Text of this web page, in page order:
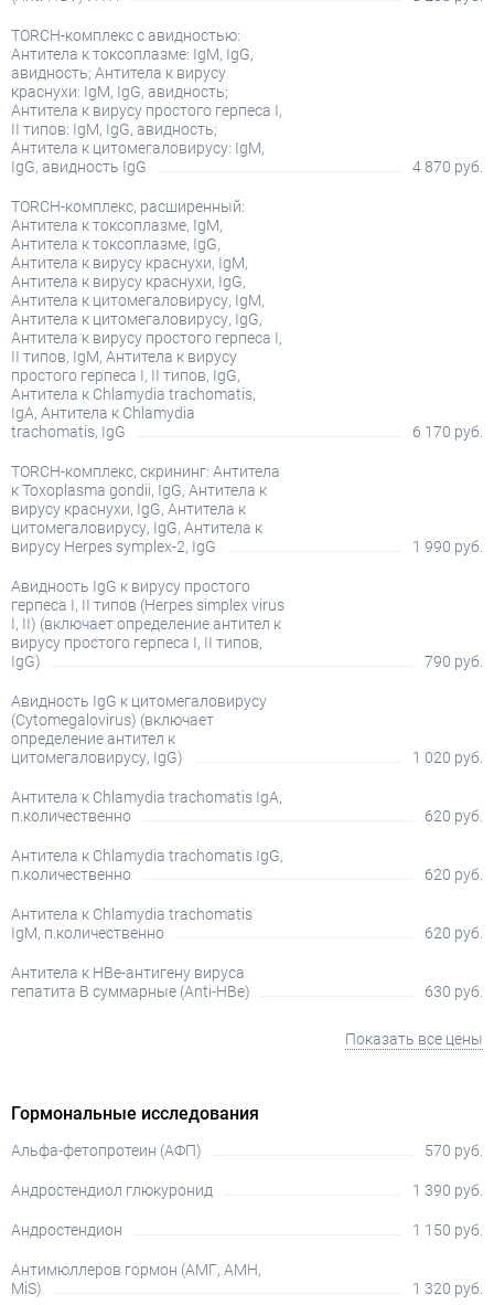
TORCH-комплекс с авидностью:
Антитела к токсоплазме: IgM, IgG,
авидность; Антитела к вирусу
краснухи: IgM, IgG, авидность;
Антитела к вирусу простого герпеса I,
II типов: IgM, IgG, авидность;
Антитела к цитомегаловирусу: IgM,
IgG, авидность IgG
4 870 руб.
TORCH-комплекс, расширенный:
Антитела к токсоплазме, IgM,
Антитела к токсоплазме, IgG,
Антитела к вирусу краснухи, IgM,
Антитела к вирусу краснухи, IgG,
Антитела к цитомегаловирусу, IgM,
Антитела к цитомегаловирусу, IgG,
Антитела к вирусу простого герпеса I,
II типов, IgM, Антитела к вирусу
простого герпеса I, II типов, IgG,
Антитела к Chlamydia trachomatis,
IgA, Антитела к Chlamydia
trachomatis, IgG
6 170 руб.
TORCH-комплекс, скрининг: Антитела
к Toxoplasma gondii, IgG, Антитела к
вирусу краснухи, IgG, Антитела к
цитомегаловирусу, IgG, Антитела к
вирусу Herpes symplex-2, IgG
1 990 руб.
Авидность IgG к вирусу простого
герпеса I, II типов (Herpes simplex virus
I, II) (включает определение антител к
вирусу простого герпеса I, II типов,
IgG)
790 руб.
Авидность IgG к цитомегаловирусу
(Cytomegalovirus) (включает
определение антител к
цитомегаловирусу, IgG)
1 020 руб.
Антитела к Chlamydia trachomatis IgA,
п.количественно
620 руб.
Антитела к Chlamydia trachomatis IgG,
п.количественно
620 руб.
Антитела к Chlamydia trachomatis
IgМ, п.количественно
620 руб.
Антитела к HBе-антигену вируса
гепатита B суммарные (Anti-HBе)
630 руб.
Показать все цены
Гормональные исследования
Альфа-фетопротеин (АФП) 570 руб.
Андростендиол глюкуронид 1 390 руб.
Андростендион 1 150 руб.
Антимюллеров гормон (АМГ, АМН,
MiS)
1 320 руб.